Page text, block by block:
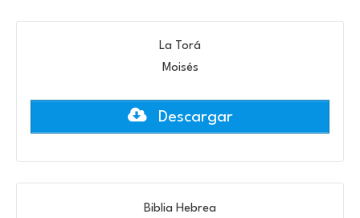
La Torá
Moisés
Descargar
Biblia Hebrea